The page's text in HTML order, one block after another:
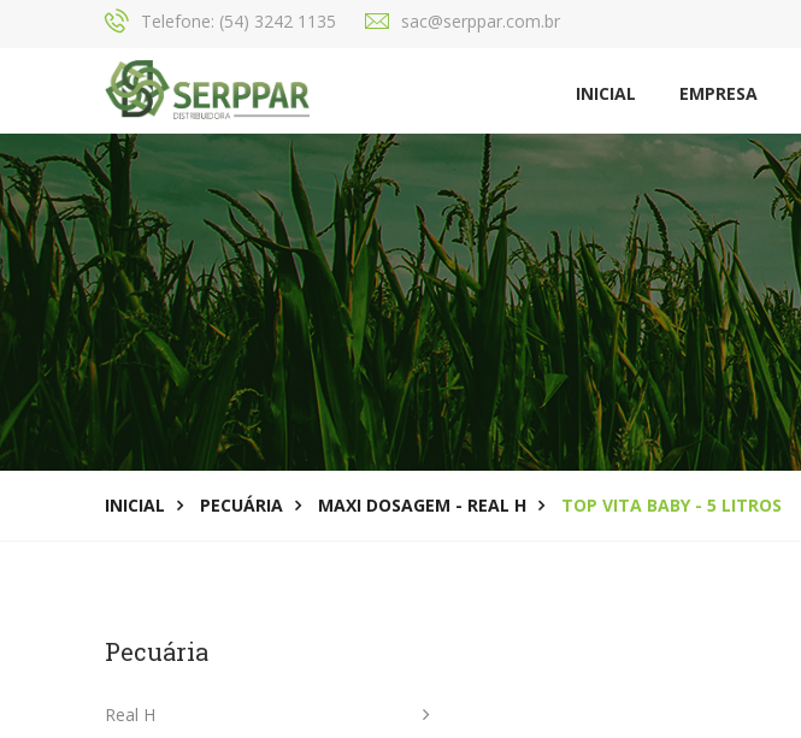
Telefone: (54) 3242 1135 sac@serppar.com.br
INICIAL EMPRESA
INICIAL PECUÁRIA MAXI DOSAGEM - REAL H TOP VITA BABY - 5 LITROS
Pecuária
Real H